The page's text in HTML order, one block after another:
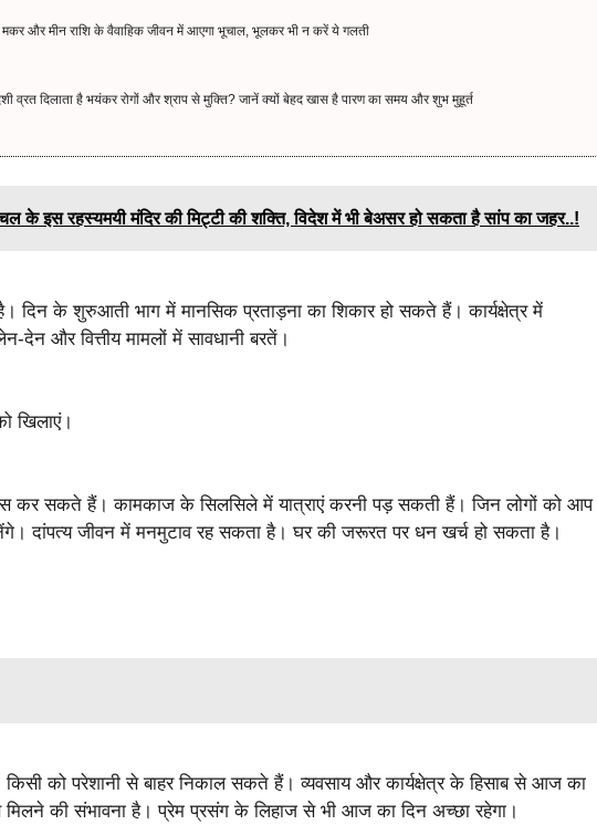
और मीन राशि के वैवाहिक जीवन में आएगा भूचाल, भूलकर भी न करें ये गलती
व्रत दिलाता है भयंकर रोगों और श्राप से मुक्ति? जानें क्यों बेहद खास है पारण का समय और शुभ मुहूर्त
इस रहस्यमयी मंदिर की मिट्टी की शक्ति, विदेश में भी बेअसर हो सकता है सांप का जहर..!
के शुरुआती भाग में मानसिक प्रताड़ना का शिकार हो सकते हैं। कार्यक्षेत्र में
देन और वित्तीय मामलों में सावधानी बरतें।
खिलाएं।
कर सकते हैं। कामकाज के सिलसिले में यात्राएं करनी पड़ सकती हैं। जिन लोगों को आप
दांपत्य जीवन में मनमुटाव रह सकता है। घर की जरूरत पर धन खर्च हो सकता है।
को परेशानी से बाहर निकाल सकते हैं। व्यवसाय और कार्यक्षेत्र के हिसाब से आज का
मिलने की संभावना है। प्रेम प्रसंग के लिहाज से भी आज का दिन अच्छा रहेगा।